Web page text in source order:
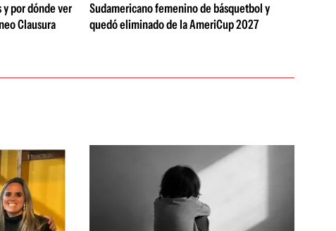
y por dónde ver
Clausura
Sudamericano femenino de básquetbol y
quedó eliminado de la AmeriCup 2027